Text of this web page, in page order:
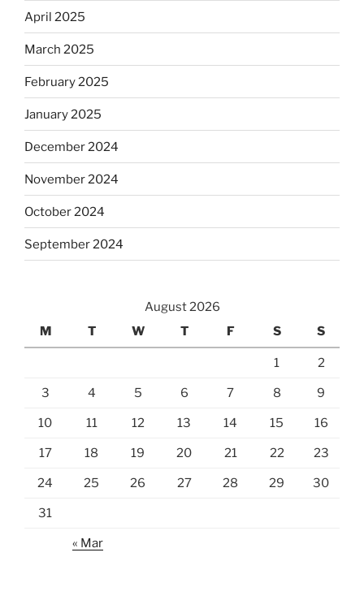
April 2025
March 2025
February 2025
January 2025
December 2024
November 2024
October 2024
September 2024
August 2026
M
T W T F S S
1 2
3 4 5 6 7 8 9
10 11 12 13 14 15 16
17 18 19 20 21 22 23
24 25 26 27 28 29 30
31
« Mar